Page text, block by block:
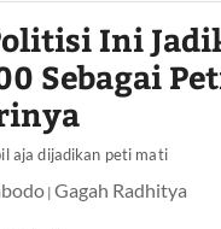
Ini
Sebagai
aja dijadikan peti mati
| Gagah Radhitya